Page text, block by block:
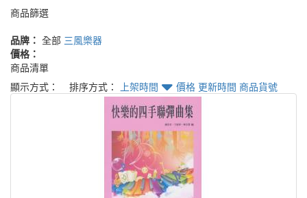
商品篩選
品牌： 全部 三風樂器
價格：
商品清單
顯示方式：
排序方式： 上架時間 價格 更新時間 商品貨號